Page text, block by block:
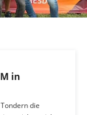
in
die